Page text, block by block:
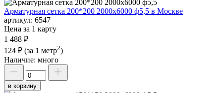
Арматурная сетка 200*200 2000х6000 ф5,5 в Москве
артикул: 6547
Цена за 1 карту
1 488 ₽
124 ₽ (за 1 метр2)
Наличие: много
в корзину